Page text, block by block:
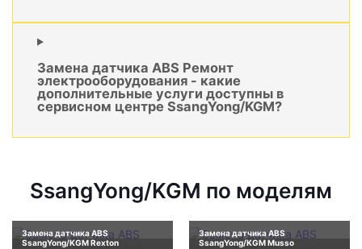
Замена датчика ABS Ремонт
электрооборудования - какие
дополнительные услуги доступны в
сервисном центре SsangYong/KGM?
SsangYong/KGM по моделям
Замена датчика ABS
SsangYong/KGM Rexton
Замена датчика ABS
SsangYong/KGM Musso